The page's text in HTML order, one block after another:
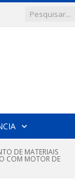
DE MATERIAIS
COM MOTOR DE